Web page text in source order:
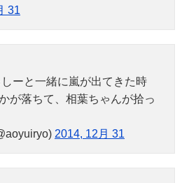
31
ーと一緒に嵐が出てきた時
が落ちて、相葉ちゃんが拾っ
2014, 12月 31